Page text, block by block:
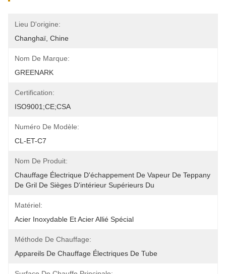
Lieu D'origine:
Changhaï, Chine
Nom De Marque:
GREENARK
Certification:
ISO9001;CE;CSA
Numéro De Modèle:
CL-ET-C7
Nom De Produit:
Chauffage Électrique D'échappement De Vapeur De Teppany
De Gril De Sièges D'intérieur Supérieurs Du
Matériel:
Acier Inoxydable Et Acier Allié Spécial
Méthode De Chauffage:
Appareils De Chauffage Électriques De Tube